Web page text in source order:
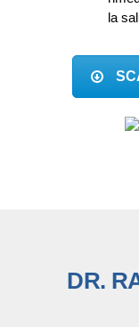
la
DR.